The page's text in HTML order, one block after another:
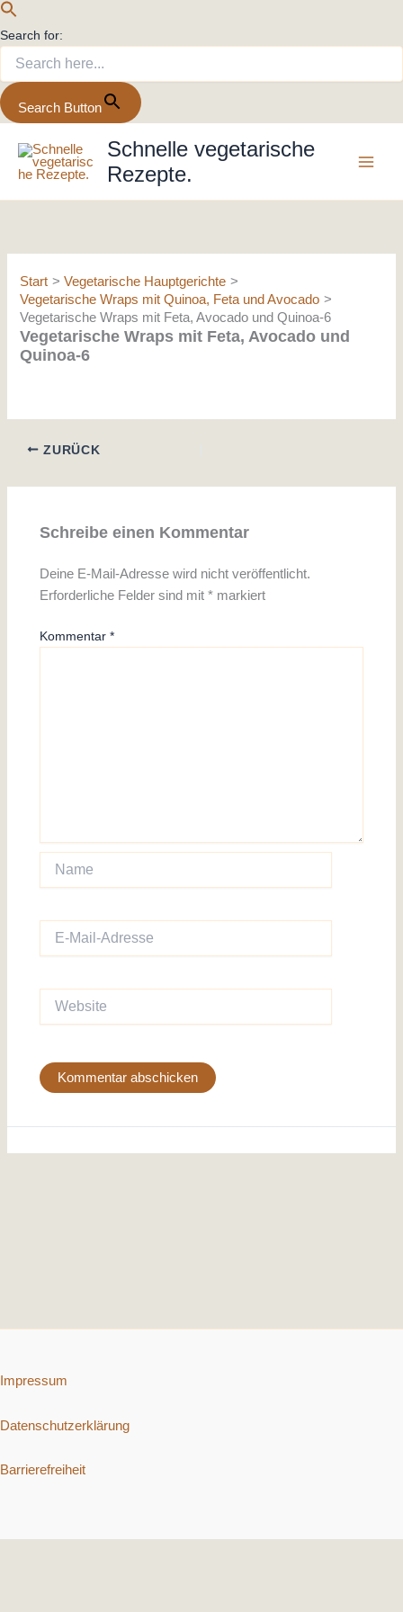
Search for:
Search Button
Inhalt
springen
Schnelle vegetarische
Rezepte.
Start
Vegetarische Hauptgerichte
Vegetarische Wraps mit Quinoa, Feta und Avocado
Vegetarische Wraps mit Feta, Avocado und Quinoa-6
Vegetarische Wraps mit Feta, Avocado und
Quinoa-6
ZURÜCK
Schreibe einen Kommentar
Deine E-Mail-Adresse wird nicht veröffentlicht.
Erforderliche Felder sind mit* markiert
Kommentar*
Name
Mail-
Impressum
Datenschutzerklärung
Barrierefreiheit